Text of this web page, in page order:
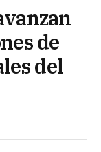
de
del